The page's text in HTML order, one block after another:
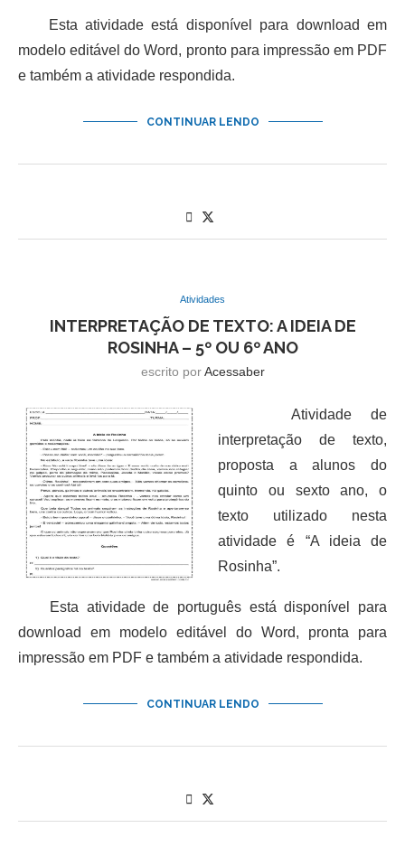
Esta atividade está disponível para download em
modelo editável do Word, pronto para impressão em PDF
e também a atividade respondida.
CONTINUAR LENDO
Atividades
INTERPRETAÇÃO DE TEXTO: A IDEIA DE
ROSINHA – 5º OU 6º ANO
escrito porAcessaber
Atividade de
interpretação de texto,
proposta a alunos do
quinto ou sexto ano, o
texto utilizado nesta
atividade é “A ideia de
Rosinha”.
Esta atividade de português está disponível para
download em modelo editável do Word, pronta para
impressão em PDF e também a atividade respondida.
CONTINUAR LENDO